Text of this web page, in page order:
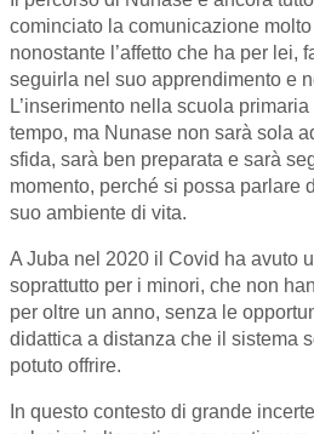
cominciato la comunicazione
nonostante l’affetto che ha per lei,
seguirla nel suo apprendimento e
L’inserimento nella scuola
tempo, ma Nunase non sarà sola
sfida, sarà ben preparata e sarà
momento, perché si possa parlare
suo ambiente di vita.
A Juba nel 2020 il Covid ha avuto
soprattutto per i minori, che non
per oltre un anno, senza le
didattica a distanza che il sistema
potuto offrire.
In questo contesto di grande